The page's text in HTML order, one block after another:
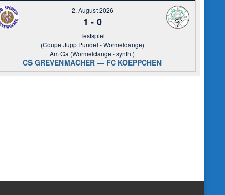
2. August 2026
1 -0
Testspiel
(Coupe Jupp Pundel - Wormeldange)
Am Ga (Wormeldange - synth.)
CS GREVENMACHER — FC KOEPPCHEN